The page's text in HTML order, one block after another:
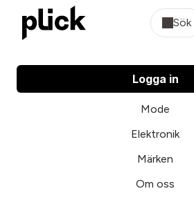
Sök
Logga in
Mode
Elektronik
Märken
Om oss